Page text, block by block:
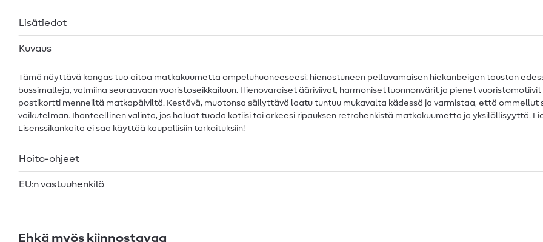
Lisätiedot
Kuvaus
Tämä näyttävä kangas tuo aitoa matkakuumetta ompeluhuoneeseesi: hienostuneen pellavamaisen hiekanbeigen taustan
bussimalleja, valmiina seuraavaan vuoristoseikkailuun. Hienovaraiset ääriviivat, harmoniset luonnonvärit ja pienet
postikortti menneiltä matkapäiviltä. Kestävä, muotonsa säilyttävä laatu tuntuu mukavalta kädessä ja varmistaa, että ommellut
vaikutelman. Ihanteellinen valinta, jos haluat tuoda kotiisi tai arkeesi ripauksen retrohenkistä matkakuumetta ja yksilöllisyyttä.
Lisenssikankaita ei saa käyttää kaupallisiin tarkoituksiin!
Hoito-ohjeet
EU:n vastuuhenkilö
Ehkä myös kiinnostavaa